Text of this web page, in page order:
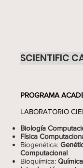
SCIENTIFIC
PROGRAMA
LABORATORIO
Biología
Física
Biogenética:
Computacional
Bioquímica: